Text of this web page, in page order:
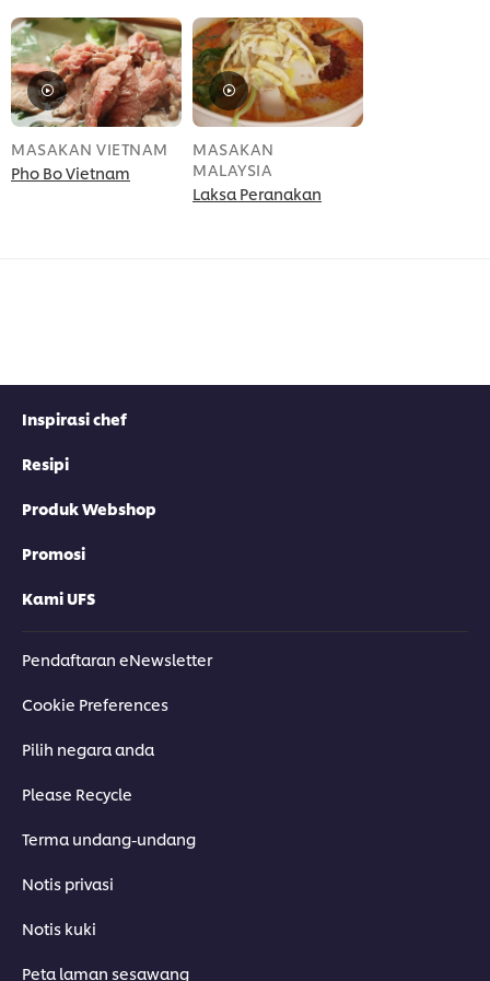
MASAKAN VIETNAM
Pho Bo Vietnam
MASAKAN
MALAYSIA
Laksa Peranakan
Inspirasi chef
Resipi
Produk Webshop
Promosi
Kami UFS
Pendaftaran eNewsletter
Cookie Preferences
Pilih negara anda
Please Recycle
Terma undang-undang
Notis privasi
Notis kuki
Peta laman sesawang